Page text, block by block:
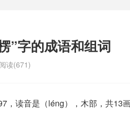
”字的成语和组词
阅读(671)
，读音是（léng），木部，共13